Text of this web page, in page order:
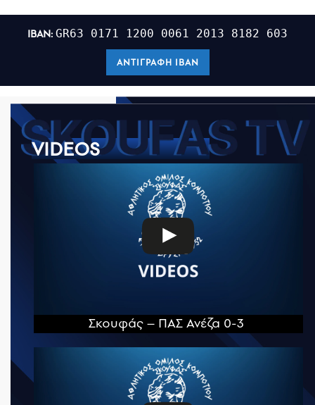
IBAN: GR63 0171 1200 0061 2013 8182 603
ΑΝΤΙΓΡΑΦΉ IBAN
VIDEOS
Σκουφάς – ΠΑΣ Ανέζα 0-3